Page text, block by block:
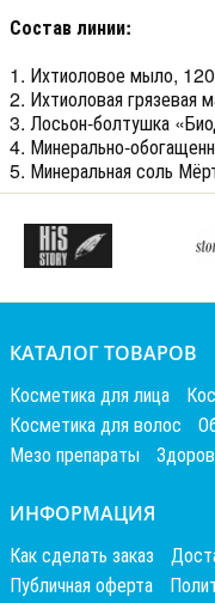
Состав линии:
1. Ихтиоловое мыло,
2. Ихтиоловая грязевая
3. Лосьон-болтушка
4. Минерально-
5. Минеральная соль
КАТАЛОГ ТОВАРОВ
Косметика для лица
Косметика для волос
Мезо препараты
ИНФОРМАЦИЯ
Как сделать заказ
Публичная оферта